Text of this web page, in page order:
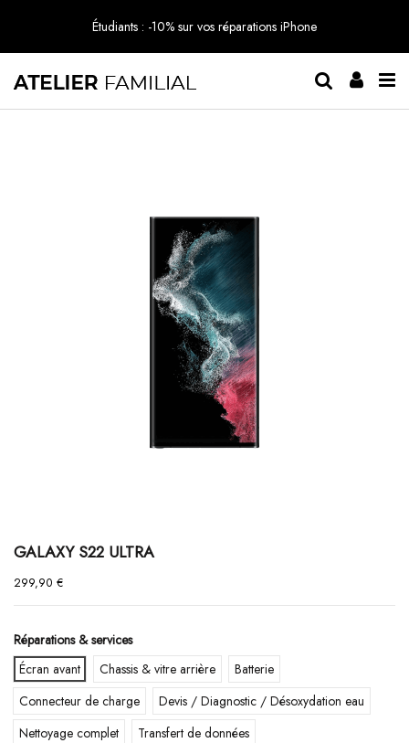
Étudiants : -10% sur vos réparations iPhone
GALAXY S22 ULTRA
299,90 €
Réparations & services
Écran avant
Chassis & vitre arrière
Batterie
Connecteur de charge
Devis / Diagnostic / Désoxydation eau
Nettoyage complet
Transfert de données